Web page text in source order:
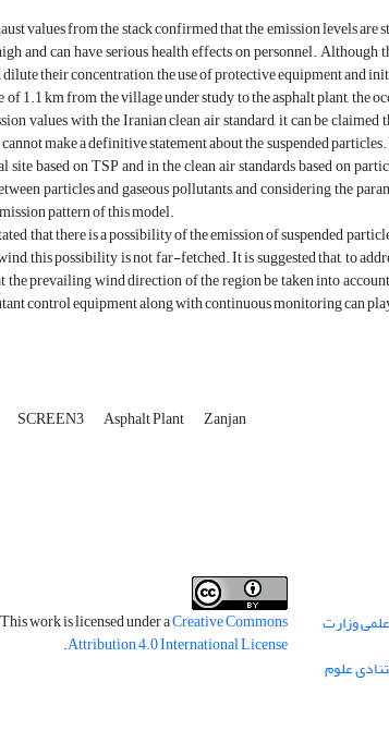
values from the stack confirmed that the emission levels
and can have serious health effects on personnel. Although
their concentration, the use of protective equipment and
1.1 km from the village under study to the asphalt plant, the
values with the Iranian clean air standard, it can be
make a definitive statement about the suspended
site based on TSP and in the clean air standards based on
particles and gaseous pollutants, and considering the
pattern of this model.
that there is a possibility of the emission of suspended
this possibility is not far-fetched. It is suggested that, to
the prevailing wind direction of the region be taken into
control equipment along with continuous monitoring can
SCREEN3 Asphalt Plant Zanjan
وزارت
علوم
This work is licensed under aCreative Commons
Attribution 4.0 International License
.